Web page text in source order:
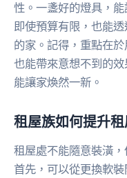
性。一盞好的燈具，
即使預算有限，也能
的家。記得，重點在
也能帶來意想不到的
能讓家煥然一新。
租屋族如何提升
租屋處不能隨意裝潢
首先，可以從更換軟